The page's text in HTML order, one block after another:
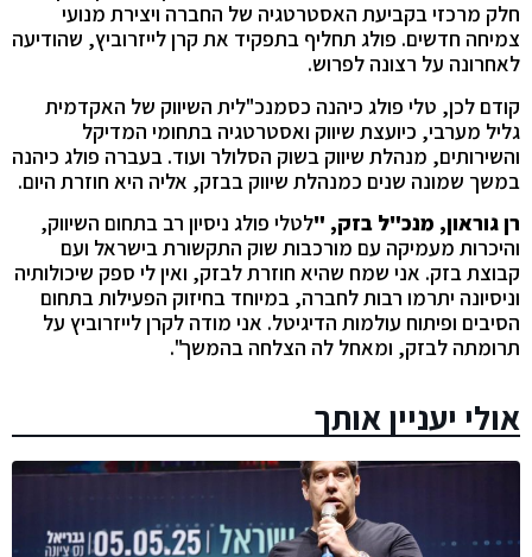
חלק מרכזי בקביעת האסטרטגיה של החברה ויצירת מנועי
צמיחה חדשים. פולג תחליף בתפקיד את קרן לייזרוביץ, שהודיעה
לאחרונה על רצונה לפרוש.
קודם לכן, טלי פולג כיהנה כסמנכ"לית השיווק של האקדמית
גליל מערבי, כיועצת שיווק ואסטרטגיה בתחומי המדיקל
והשירותים, מנהלת שיווק בשוק הסלולר ועוד. בעברה פולג כיהנה
במשך שמונה שנים כמנהלת שיווק בבזק, אליה היא חוזרת היום.
רן גוראון, מנכ"ל בזק, "לטלי פולג ניסיון רב בתחום השיווק,
והיכרות מעמיקה עם מורכבות שוק התקשורת בישראל ועם
קבוצת בזק. אני שמח שהיא חוזרת לבזק, ואין לי ספק שיכולותיה
וניסיונה יתרמו רבות לחברה, במיוחד בחיזוק הפעילות בתחום
הסיבים ופיתוח עולמות הדיגיטל. אני מודה לקרן לייזרוביץ על
תרומתה לבזק, ומאחל לה הצלחה בהמשך".
אולי יעניין אותך